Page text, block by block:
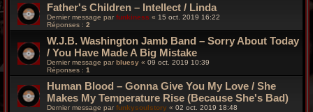
Father's Children – Intellect / Linda
Dernier message par funkiness « 15 oct. 2019 16:22
Réponses : 2
W.J.B. Washington Jamb Band – Sorry About Today
/ You Have Made A Big Mistake
Dernier message par bluesy « 09 oct. 2019 10:39
Réponses : 1
Human Blood ‎– Gonna Give You My Love / She
Makes My Temperature Rise (Because She's Bad)
Dernier message par funkysoulstory « 02 oct. 2019 18:48